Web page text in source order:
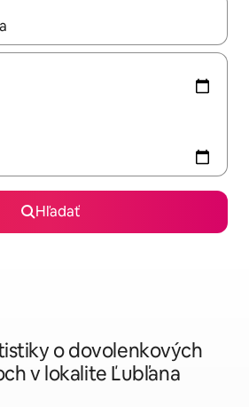
dispozícii, môžete si ich prechádzať
Hľadať
o dovolenkových
v lokalite Ľubľana